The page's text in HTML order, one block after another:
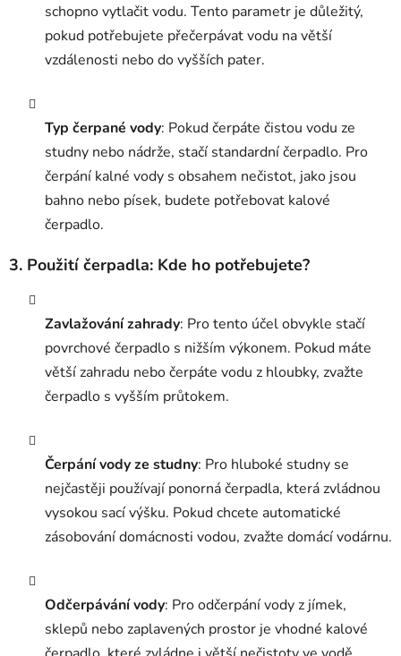
schopno vytlačit vodu. Tento parametr je důležitý,
pokud potřebujete přečerpávat vodu na větší
vzdálenosti nebo do vyšších pater.
Typ čerpané vody: Pokud čerpáte čistou vodu ze
studny nebo nádrže, stačí standardní čerpadlo. Pro
čerpání kalné vody s obsahem nečistot, jako jsou
bahno nebo písek, budete potřebovat kalové
čerpadlo.
3. Použití čerpadla: Kde ho potřebujete?
Zavlažování zahrady: Pro tento účel obvykle stačí
povrchové čerpadlo s nižším výkonem. Pokud máte
větší zahradu nebo čerpáte vodu z hloubky, zvažte
čerpadlo s vyšším průtokem.
Čerpání vody ze studny: Pro hluboké studny se
nejčastěji používají ponorná čerpadla, která zvládnou
vysokou sací výšku. Pokud chcete automatické
zásobování domácnosti vodou, zvažte domácí vodárnu.
Odčerpávání vody: Pro odčerpání vody z jímek,
sklepů nebo zaplavených prostor je vhodné kalové